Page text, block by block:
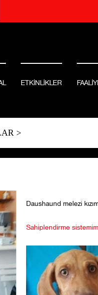
ETKİNLİKLER
>
Daushaund melezi
Sahiplendirme